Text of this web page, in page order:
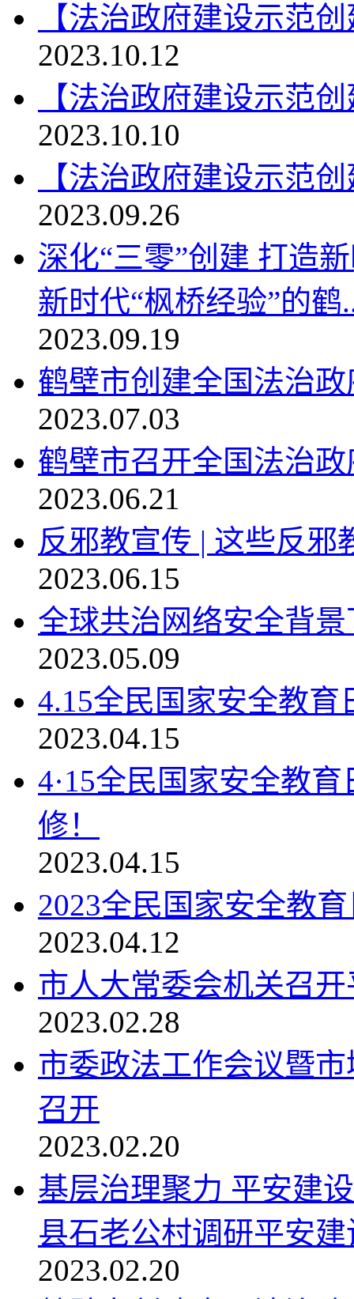
【法治政府建设示范
2023.10.12
【法治政府建设示范
2023.10.10
【法治政府建设示范
2023.09.26
深化“三零”创建 打造
新时代“枫桥经验”的鹤
2023.09.19
鹤壁市创建全国法治
2023.07.03
鹤壁市召开全国法治
2023.06.21
反邪教宣传 | 这些反邪
2023.06.15
全球共治网络安全背
2023.05.09
4.15全民国家安全教
2023.04.15
4·15全民国家安全教
修！
2023.04.15
2023全民国家安全教
2023.04.12
市人大常委会机关召
2023.02.28
市委政法工作会议暨
召开
2023.02.20
基层治理聚力 平安建
县石老公村调研平安建
2023.02.20